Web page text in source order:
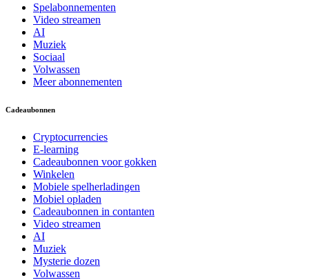
Spelabonnementen
Video streamen
AI
Muziek
Sociaal
Volwassen
Meer abonnementen
Cadeaubonnen
Cryptocurrencies
E-learning
Cadeaubonnen voor gokken
Winkelen
Mobiele spelherladingen
Mobiel opladen
Cadeaubonnen in contanten
Video streamen
AI
Muziek
Mysterie dozen
Volwassen